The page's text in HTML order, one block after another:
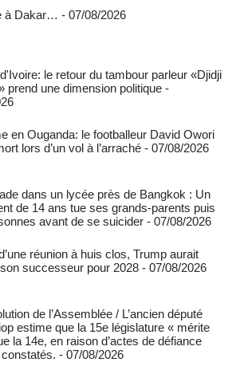
à Dakar… - 07/08/2026
le retour du tambour parleur «Djidji
prend une dimension politique -
en Ouganda: le footballeur David Owori
lors d’un vol à l’arraché - 07/08/2026
dans un lycée près de Bangkok : Un
de 14 ans tue ses grands-parents puis
avant de se suicider - 07/08/2026
réunion à huis clos, Trump aurait
successeur pour 2028 - 07/08/2026
de l’Assemblée / L’ancien député
estime que la 15e législature « mérite
la 14e, en raison d’actes de défiance
- 07/08/2026